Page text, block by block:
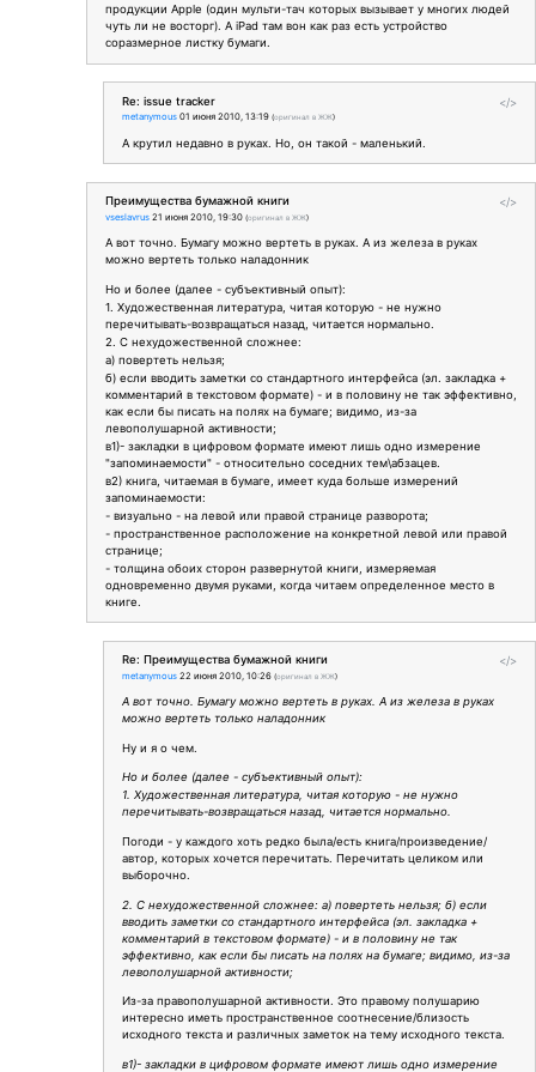
продукции Apple (один мульти-тач которых вызывает у многих людей
чуть ли не восторг). А iPad там вон как раз есть устройство
соразмерное листку бумаги.
</>
Re: issue tracker
metanymous 01 июня 2010, 13:19 (оригинал в ЖЖ)
А крутил недавно в руках. Но, он такой - маленький.
</>
Преимущества бумажной книги
vseslavrus 21 июня 2010, 19:30 (оригинал в ЖЖ)
А вот точно. Бумагу можно вертеть в руках. А из железа в руках
можно вертеть только наладонник
Но и более (далее - субъективный опыт):
1. Художественная литература, читая которую - не нужно
перечитывать-возвращаться назад, читается нормально.
2. С нехудожественной сложнее:
а) повертеть нельзя;
б) если вводить заметки со стандартного интерфейса (эл. закладка +
комментарий в текстовом формате) - и в половину не так эффективно,
как если бы писать на полях на бумаге; видимо, из-за
левополушарной активности;
в1)- закладки в цифровом формате имеют лишь одно измерение
"запоминаемости" - относительно соседних тем\абзацев.
в2) книга, читаемая в бумаге, имеет куда больше измерений
запоминаемости:
- визуально - на левой или правой странице разворота;
- пространственное расположение на конкретной левой или правой
странице;
- толщина обоих сторон развернутой книги, измеряемая
одновременно двумя руками, когда читаем определенное место в
книге.
</>
Re: Преимущества бумажной книги
metanymous 22 июня 2010, 10:26 (оригинал в ЖЖ)
А вот точно. Бумагу можно вертеть в руках. А из железа в руках
можно вертеть только наладонник
Ну и я о чем.
Но и более (далее - субъективный опыт):
1. Художественная литература, читая которую - не нужно
перечитывать-возвращаться назад, читается нормально.
Погоди - у каждого хоть редко была/есть книга/произведение/
автор, которых хочется перечитать. Перечитать целиком или
выборочно.
2. С нехудожественной сложнее: а) повертеть нельзя; б) если
вводить заметки со стандартного интерфейса (эл. закладка +
комментарий в текстовом формате) - и в половину не так
эффективно, как если бы писать на полях на бумаге; видимо, из-за
левополушарной активности;
Из-за правополушарной активности. Это правому полушарию
интересно иметь пространственное соотнесение/близость
исходного текста и различных заметок на тему исходного текста.
в1)- закладки в цифровом формате имеют лишь одно измерение